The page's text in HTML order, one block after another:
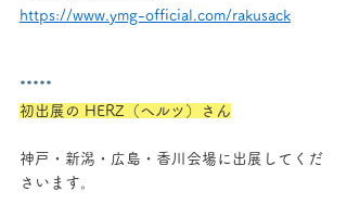
https://www.ymg-official.com/rakusack
*****
初出展の ​HERZ（ヘルツ）さん
神戸・新潟・広島・香川会場に出展してくだ
さいます。